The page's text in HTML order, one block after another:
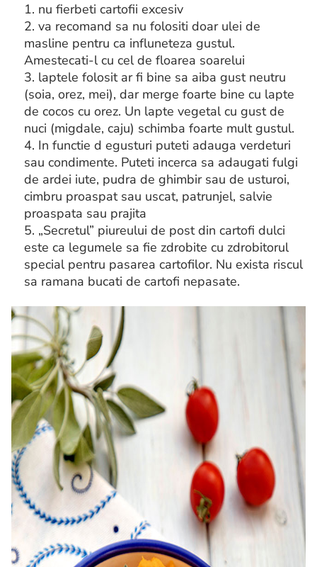
1. nu fierbeti cartofii excesiv
2. va recomand sa nu folositi doar ulei de
masline pentru ca influneteza gustul.
Amestecati-l cu cel de floarea soarelui
3. laptele folosit ar fi bine sa aiba gust neutru
(soia, orez, mei), dar merge foarte bine cu lapte
de cocos cu orez. Un lapte vegetal cu gust de
nuci (migdale, caju) schimba foarte mult gustul.
4. In functie d egusturi puteti adauga verdeturi
sau condimente. Puteti incerca sa adaugati fulgi
de ardei iute, pudra de ghimbir sau de usturoi,
cimbru proaspat sau uscat, patrunjel, salvie
proaspata sau prajita
5. „Secretul” piureului de post din cartofi dulci
este ca legumele sa fie zdrobite cu zdrobitorul
special pentru pasarea cartofilor. Nu exista riscul
sa ramana bucati de cartofi nepasate.